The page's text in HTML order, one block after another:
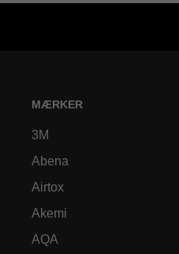
MÆRKER
3M
Abena
Airtox
Akemi
AQA